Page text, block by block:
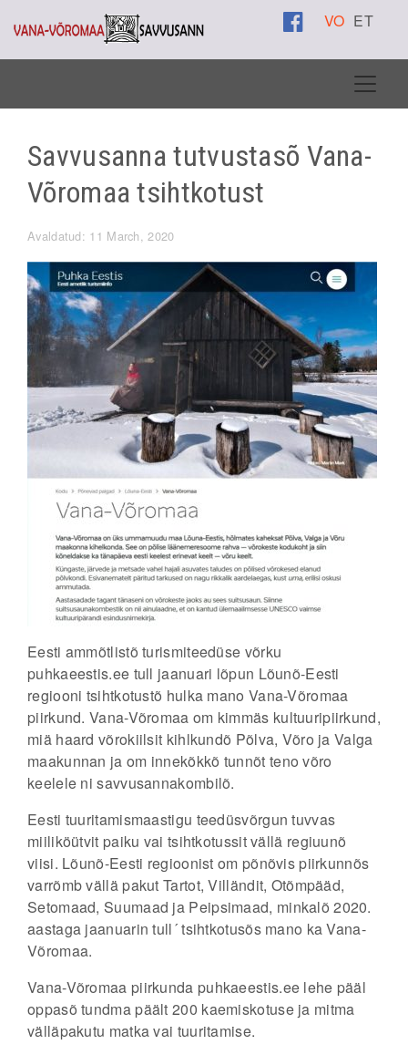
VO ET
Savvusanna tutvustasõ Vana-
Võromaa tsihtkotust
Avaldatud: 11 March, 2020
Eesti ammõtlistõ turismiteedüse võrku
puhkaeestis.ee tull jaanuari lõpun Lõunõ-Eesti
regiooni tsihtkotustõ hulka mano Vana-Võromaa
piirkund. Vana-Võromaa om kimmäs kultuuripiirkund,
miä haard võrokiilsit kihlkundõ Põlva, Võro ja Valga
maakunnan ja om innekõkkõ tunnõt teno võro
keelele ni savvusannakombilõ.
Eesti tuuritamismaastigu teedüsvõrgun tuvvas
miiliköütvit paiku vai tsihtkotussit vällä regiuunõ
viisi. Lõunõ-Eesti regioonist om põnõvis piirkunnõs
varrõmb vällä pakut Tartot, Villändit, Otõmpääd,
Setomaad, Suumaad ja Peipsimaad, minkalõ 2020.
aastaga jaanuarin tull´ tsihtkotusõs mano ka Vana-
Võromaa.
Vana-Võromaa piirkunda puhkaeestis.ee lehe pääl
oppasõ tundma päält 200 kaemiskotuse ja mitma
välläpakutu matka vai tuuritamise.